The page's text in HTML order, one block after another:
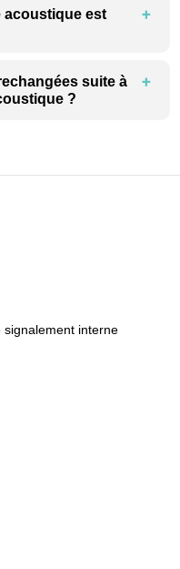
acoustique est
suite à
?
signalement interne